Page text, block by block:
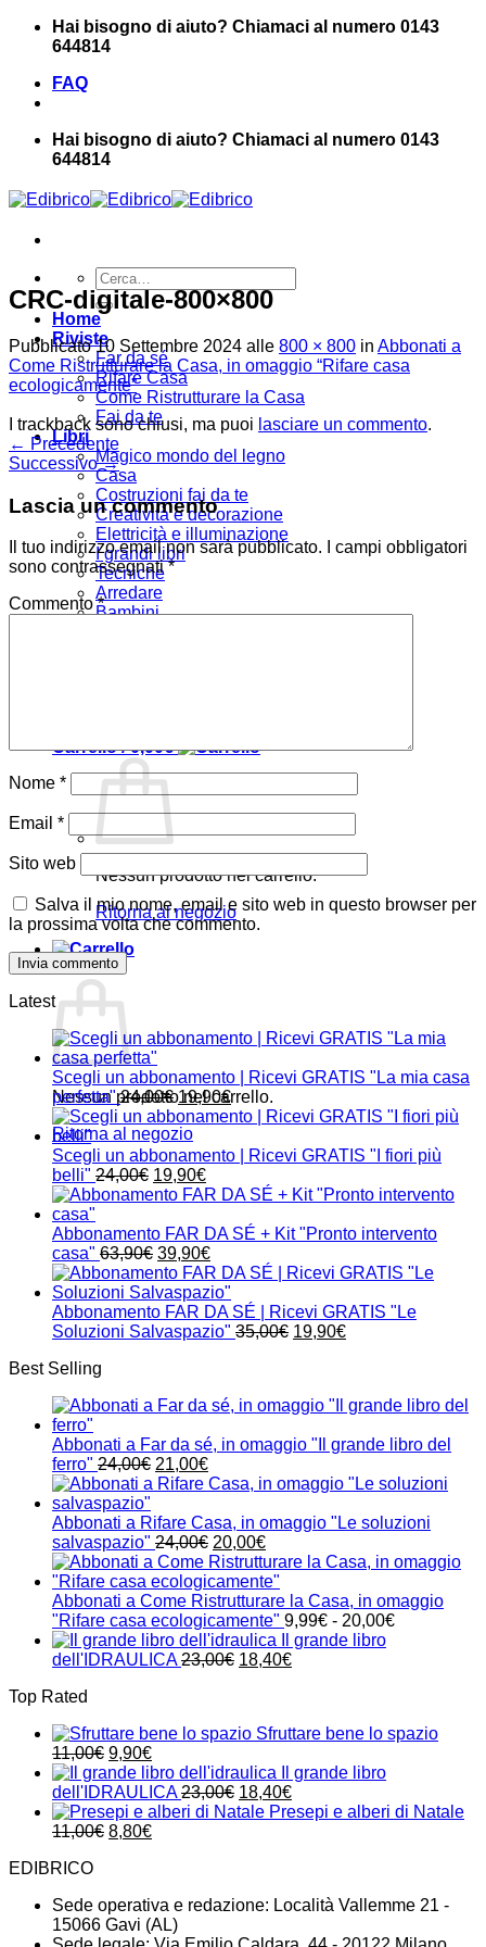
Salta
Hai bisogno di aiuto? Chiamaci al numero 0143
644814
FAQ
Hai bisogno di aiuto? Chiamaci al numero 0143
644814
Cerca:
Home
Riviste
Far da sé
Rifare Casa
Come Ristrutturare la Casa
Fai da te
Libri
Magico mondo del legno
Casa
Costruzioni fai da te
Creatività e decorazione
Elettricità e illuminazione
I grandi libri
Tecniche
Arredare
Bambini
Carrello /0,00€
Nessun prodotto nel carrello.
Ritorna al negozio
Carrello
Nessun prodotto nel carrello.
Ritorna al negozio
CRC-digitale-800×800
Pubblicato10 Settembre 2024 alle 800 × 800 in Abbonati a
Come Ristrutturare la Casa, in omaggio “Rifare casa
ecologicamente”
I trackback sono chiusi, ma puoi lasciare un commento.
← Precedente
Successivo→
Lascia un commento
Il tuo indirizzo email non sarà pubblicato.
I campi obbligatori
sono contrassegnati*
Commento*
Nome *
Email *
Sito web
Salva il mio nome, email e sito web in questo browser per
la prossima volta che commento.
Latest
Scegli un abbonamento | Ricevi GRATIS "La mia casa
perfetta" 24,00€Il
prezzo
originale
era:
24,00€.
19,90€Il
prezzo
è:
Scegli un abbonamento | Ricevi GRATIS "I fiori più
belli" 24,00€ Il
prezzo
era:
24,00€.
19,90€Il
prezzo
è:
19,90€.
Abbonamento FAR DA SÉ + Kit "Pronto intervento
casa" 63,90€ Il
prezzo
originale
era:
63,90€.
39,90€Il
prezzo
attuale
è:
39,90€.
Abbonamento FAR DA SÉ | Ricevi GRATIS "Le
Soluzioni Salvaspazio" 35,00€ Il
35,00€.
19,90€Il
19,90€.
Best Selling
Abbonati a Far da sé, in omaggio "Il grande libro del
ferro" 24,00€ Il
prezzo
era:
24,00€.
21,00€Il
prezzo
è:
21,00€.
Abbonati a Rifare Casa, in omaggio "Le soluzioni
salvaspazio" 24,00€ Il
prezzo
originale
era:
24,00€.
20,00€Il
prezzo
attuale
è:
20,00€.
Abbonati a Come Ristrutturare la Casa, in omaggio
"Rifare casa ecologicamente" 9,99€ - 20,00€Fascia
20,00€
Il grande libro
dell'IDRAULICA 23,00€ Il
23,00€.
18,40€Il
18,40€.
Top Rated
Sfruttare bene lo spazio
11,00€ Il
prezzo
originale
era:
11,00€.
9,90€Il
prezzo
attuale
è:
9,90€.
Il grande libro
dell'IDRAULICA 23,00€ Il
prezzo
18,40€Il
prezzo
Presepi e alberi di Natale
11,00€ Il
11,00€.
8,80€Il
8,80€.
EDIBRICO
Sede operativa e redazione: Località Vallemme 21 -
15066 Gavi (AL)